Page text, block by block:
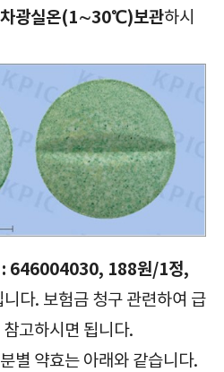
차광실온(1∼30℃)보관하시
: 646004030, 188원/1정,
니다. 보험금 청구 관련하여 급
고하시면 됩니다.
별 약효는 아래와 같습니다.